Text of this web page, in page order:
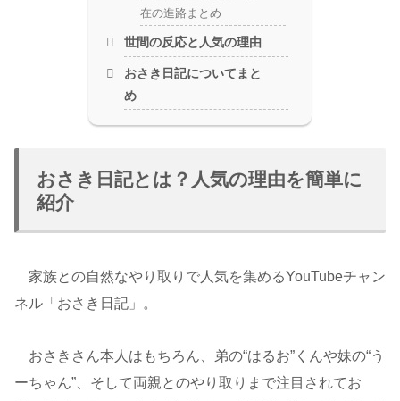
在の進路まとめ
世間の反応と人気の理由
おさき日記についてまと
め
おさき日記とは？人気の理由を簡単に
紹介
家族との自然なやり取りで人気を集めるYouTubeチャン
ネル「おさき日記」。
おさきさん本人はもちろん、弟の“はるお”くんや妹の“う
ーちゃん”、そして両親とのやり取りまで注目されてお